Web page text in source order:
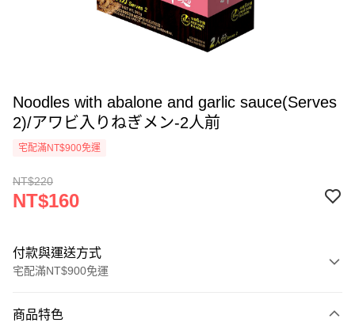
Noodles with abalone and garlic sauce(Serves
2)/アワビ入りねぎメン-2人前
宅配滿NT$900免運
NT$220
NT$160
付款與運送方式
宅配滿NT$900免運
信用卡一次付款
商品特色